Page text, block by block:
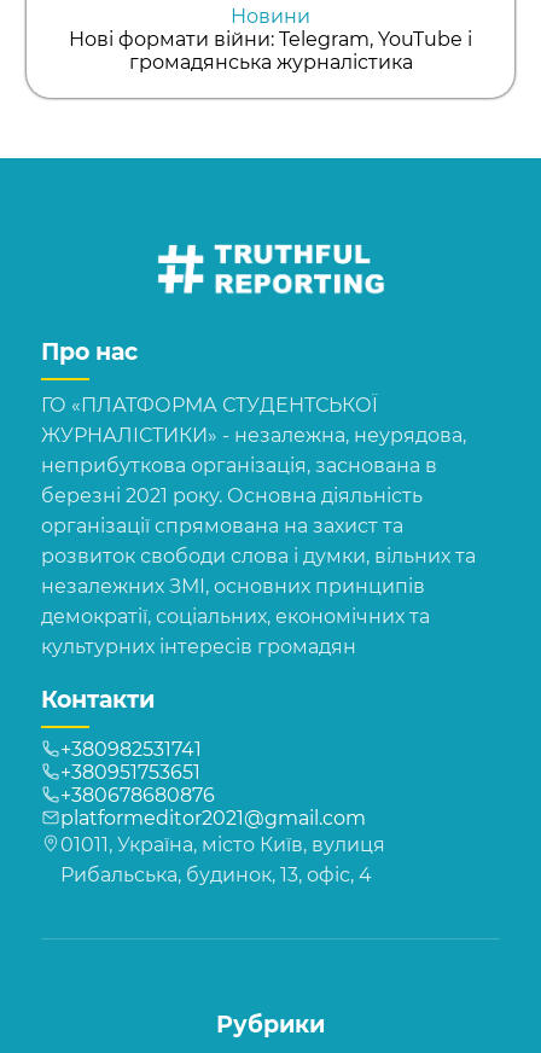
Новини
Нові формати війни: Telegram, YouTube і
громадянська журналістика
Про нас
ГО «ПЛАТФОРМА СТУДЕНТСЬКОЇ
ЖУРНАЛІСТИКИ» - незалежна, неурядова,
неприбуткова організація, заснована в
березні 2021 року. Основна діяльність
організації спрямована на захист та
розвиток свободи слова і думки, вільних та
незалежних ЗМІ, основних принципів
демократії, соціальних, економічних та
культурних інтересів громадян
Контакти
+380982531741
+380951753651
+380678680876
platformeditor2021@gmail.com
01011, Україна, місто Київ, вулиця
Рибальська, будинок, 13, офіс, 4
Рубрики